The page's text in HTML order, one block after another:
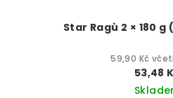
Star Ragù 2 × 180 g
59,90 Kč
53,48